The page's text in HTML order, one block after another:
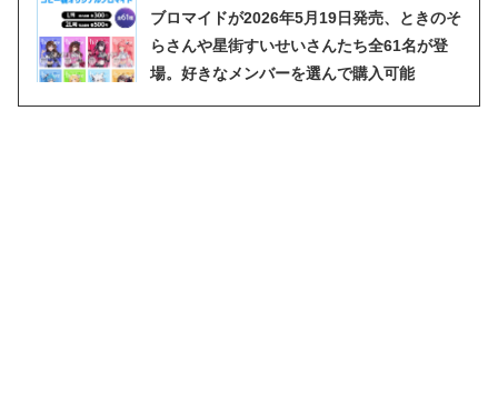
ブロマイドが2026年5月19日発売、ときのそ
らさんや星街すいせいさんたち全61名が登
場。好きなメンバーを選んで購入可能